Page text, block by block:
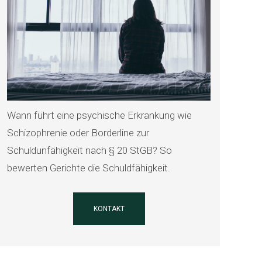
Wann führt eine psychische Erkrankung wie
Schizophrenie oder Borderline zur
Schuldunfähigkeit nach § 20 StGB? So
bewerten Gerichte die Schuldfähigkeit.
KONTAKT